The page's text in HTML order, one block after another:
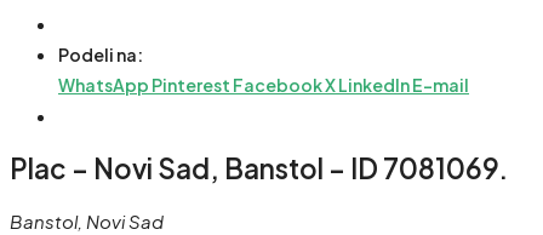
Podeli na:
WhatsApp Pinterest FacebookXLinkedInE-mail
Plac – Novi Sad, Banstol – ID 7081069.
Banstol, Novi Sad